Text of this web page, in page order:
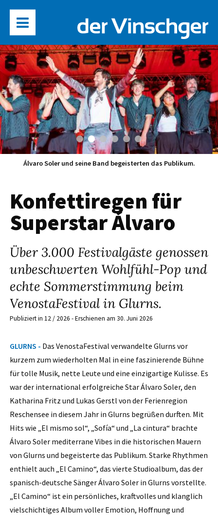
Álvaro Soler und seine Band begeisterten das Publikum.
Konfettiregen für
Superstar Álvaro
Über 3.000 Festivalgäste genossen
unbeschwerten Wohlfühl-Pop und
echte Sommerstimmung beim
VenostaFestival in Glurns.
Publiziert in 12 / 2026 - Erschienen am 30. Juni 2026
GLURNS - Das VenostaFestival verwandelte Glurns vor
kurzem zum wiederholten Mal in eine faszinierende Bühne
für tolle Musik, nette Leute und eine einzigartige Kulisse. Es
war der international erfolgreiche Star Álvaro Soler, den
Katharina Fritz und Lukas Gerstl von der Ferienregion
Reschensee in diesem Jahr in Glurns begrüßen durften. Mit
Hits wie „El mismo sol“, „Sofía“ und „La cintura“ brachte
Álvaro Soler mediterrane Vibes in die historischen Mauern
von Glurns und begeisterte das Publikum. Starke Rhythmen
enthielt auch „El Camino“, das vierte Studioalbum, das der
spanisch-deutsche Sänger Álvaro Soler in Glurns vorstellte.
„El Camino“ ist ein persönliches, kraftvolles und klanglich
vielschichtiges Album voller Emotion, Hoffnung und